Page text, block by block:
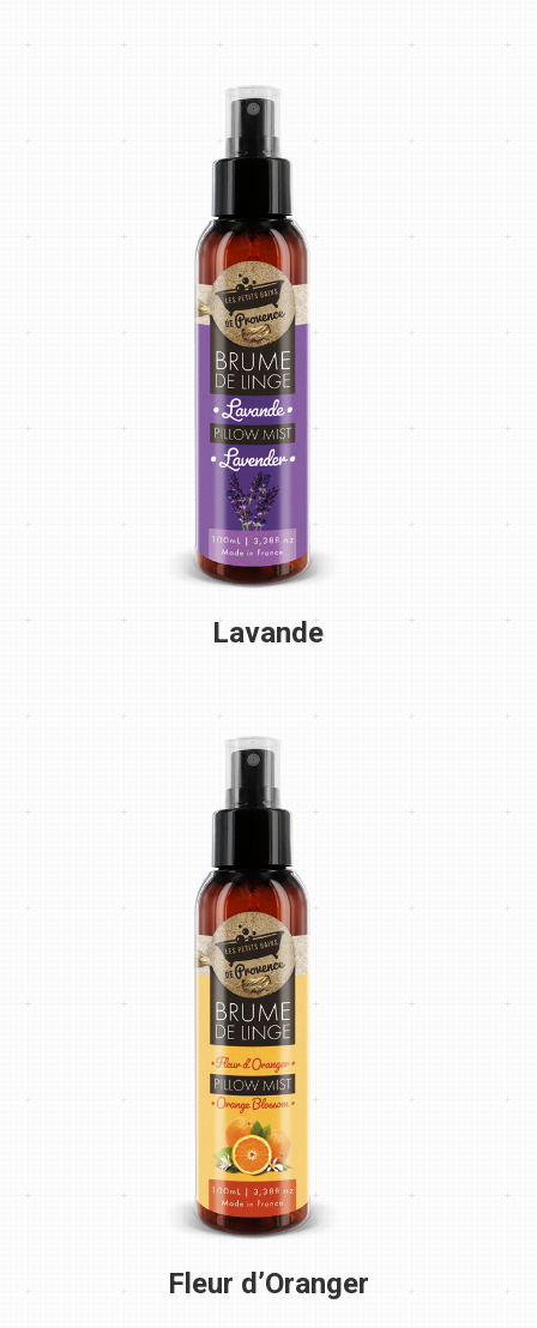
Lavande
Fleur d’Oranger